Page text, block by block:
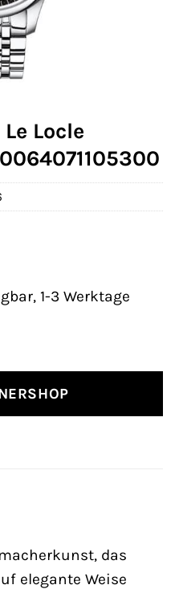
Locle
1-3 Werktage
das
elegante Weise